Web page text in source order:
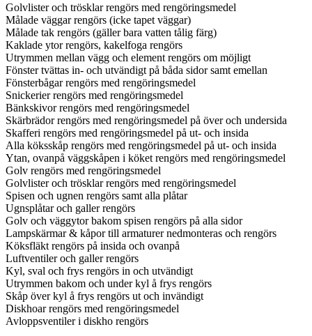
Golvlister och trösklar rengörs med rengöringsmedel
Målade väggar rengörs (icke tapet väggar)
Målade tak rengörs (gäller bara vatten tålig färg)
Kaklade ytor rengörs, kakelfoga rengörs
Utrymmen mellan vägg och element rengörs om möjligt
Fönster tvättas in- och utvändigt på båda sidor samt emellan
Fönsterbågar rengörs med rengöringsmedel
Snickerier rengörs med rengöringsmedel
Bänkskivor rengörs med rengöringsmedel
Skärbrädor rengörs med rengöringsmedel på över och undersida
Skafferi rengörs med rengöringsmedel på ut- och insida
Alla köksskåp rengörs med rengöringsmedel på ut- och insida
Ytan, ovanpå väggskåpen i köket rengörs med rengöringsmedel
Golv rengörs med rengöringsmedel
Golvlister och trösklar rengörs med rengöringsmedel
Spisen och ugnen rengörs samt alla plåtar
Ugnsplåtar och galler rengörs
Golv och väggytor bakom spisen rengörs på alla sidor
Lampskärmar & kåpor till armaturer nedmonteras och rengörs
Köksfläkt rengörs på insida och ovanpå
Luftventiler och galler rengörs
Kyl, sval och frys rengörs in och utvändigt
Utrymmen bakom och under kyl å frys rengörs
Skåp över kyl å frys rengörs ut och invändigt
Diskhoar rengörs med rengöringsmedel
Avloppsventiler i diskho rengörs